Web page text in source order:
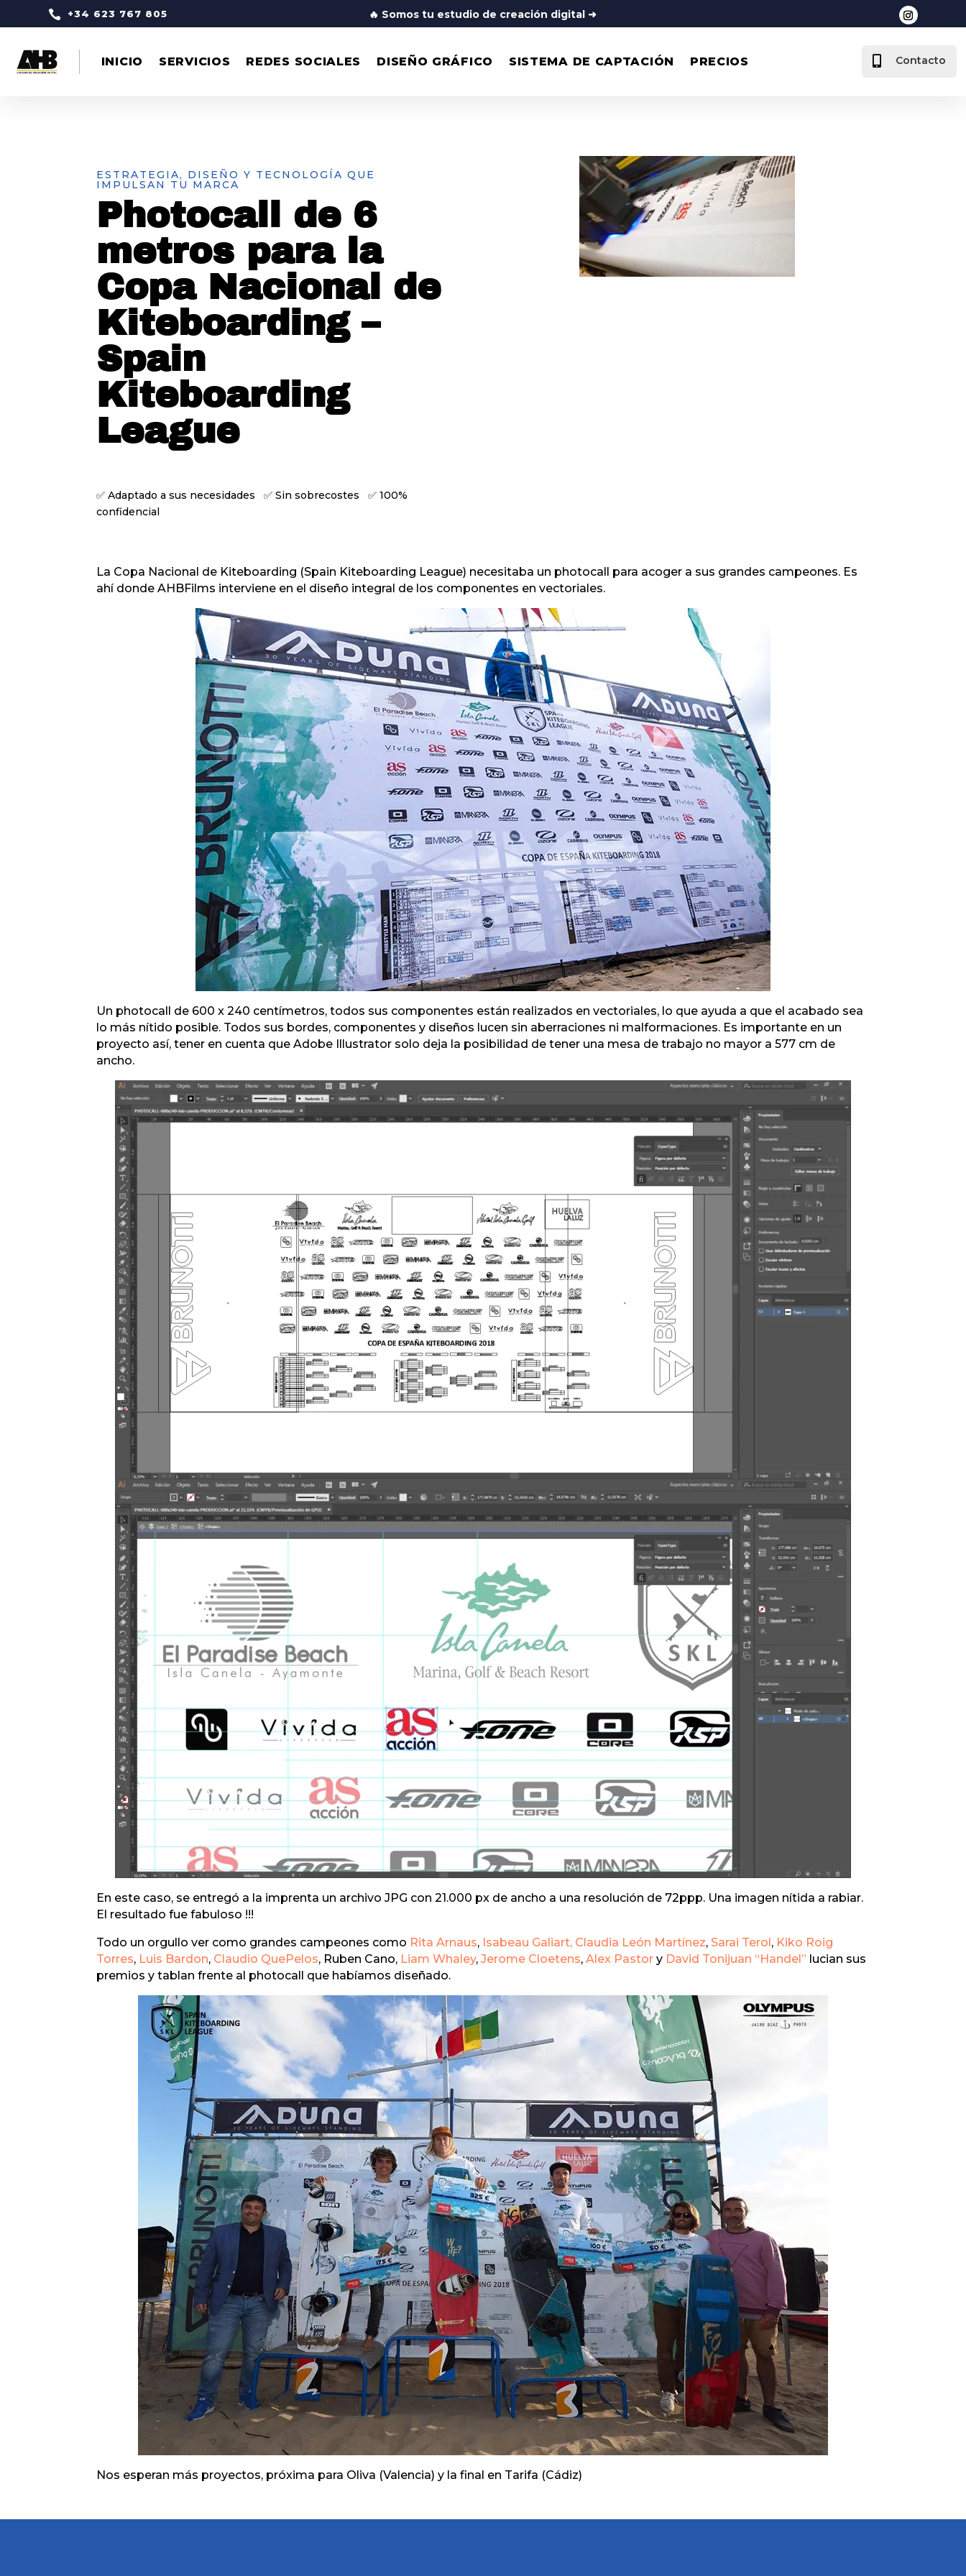
 +34 623 767 805 🔥 Somos tu estudio de creación digital ➜
INICIO SERVICIOS REDES SOCIALES DISEÑO GRÁFICO SISTEMA DE CAPTACIÓN PRECIOS  Contacto
ESTRATEGIA, DISEÑO Y TECNOLOGÍA QUE
IMPULSAN TU MARCA
Photocall de 6
metros para la
Copa Nacional de
Kiteboarding –
Spain
Kiteboarding
League
✅ Adaptado a sus necesidades ✅ Sin sobrecostes ✅ 100%
confidencial
La Copa Nacional de Kiteboarding (Spain Kiteboarding League) necesitaba un photocall para acoger a sus grandes campeones. Es
ahí donde AHBFilms interviene en el diseño integral de los componentes en vectoriales.
Un photocall de 600 x 240 centímetros, todos sus componentes están realizados en vectoriales, lo que ayuda a que el acabado sea
lo más nítido posible. Todos sus bordes, componentes y diseños lucen sin aberraciones ni malformaciones. Es importante en un
proyecto así, tener en cuenta que Adobe Illustrator solo deja la posibilidad de tener una mesa de trabajo no mayor a 577 cm de
ancho.
En este caso, se entregó a la imprenta un archivo JPG con 21.000 px de ancho a una resolución de 72ppp. Una imagen nítida a rabiar.
El resultado fue fabuloso !!!
Todo un orgullo ver como grandes campeones como Rita Arnaus, Isabeau Galiart, Claudia León Martínez, Sarai Terol, Kiko Roig
Torres, Luis Bardon, Claudio QuePelos, Ruben Cano, Liam Whaley,Jerome Cloetens,Alex Pastory David Tonijuan “Handel” lucian sus
premios y tablan frente al photocall que habíamos diseñado.
Nos esperan más proyectos, próxima para Oliva (Valencia) y la final en Tarifa (Cádiz)